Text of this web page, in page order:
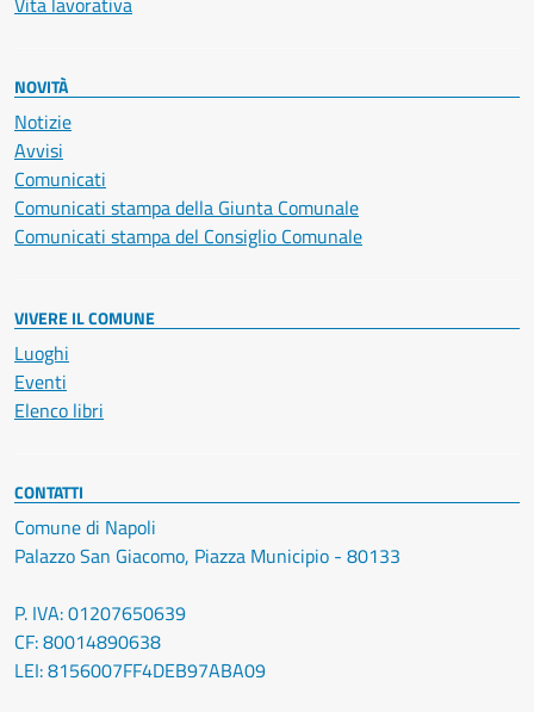
NOVITÀ
Notizie
Avvisi
Comunicati
Comunicati stampa della Giunta Comunale
Comunicati stampa del Consiglio Comunale
VIVERE IL COMUNE
Luoghi
Eventi
Elenco libri
CONTATTI
Comune di Napoli
Palazzo San Giacomo, Piazza Municipio - 80133
P. IVA: 01207650639
CF: 80014890638
LEI: 8156007FF4DEB97ABA09